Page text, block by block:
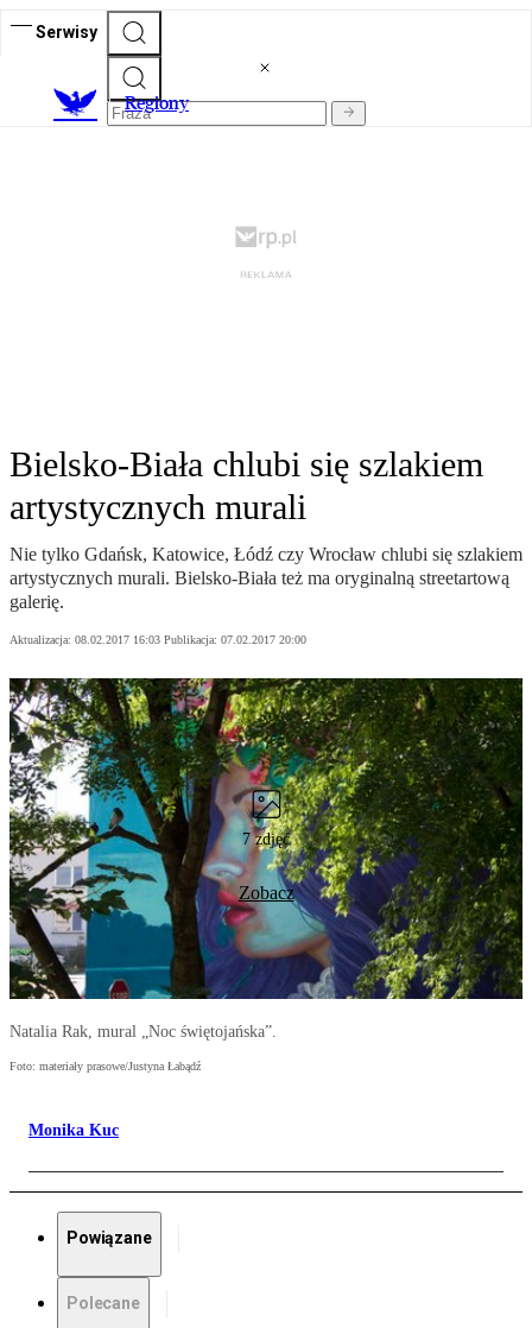
Serwisy
Regiony
Bielsko-Biała chlubi się szlakiem
artystycznych murali
Nie tylko Gdańsk, Katowice, Łódź czy Wrocław chlubi się szlakiem
artystycznych murali. Bielsko-Biała też ma oryginalną streetartową
galerię.
Aktualizacja: 08.02.2017 16:03 Publikacja: 07.02.2017 20:00
7 zdjęć
Zobacz
Natalia Rak, mural „Noc świętojańska”.
Foto: materiały prasowe/Justyna Łabądź
Monika Kuc
Powiązane
Polecane